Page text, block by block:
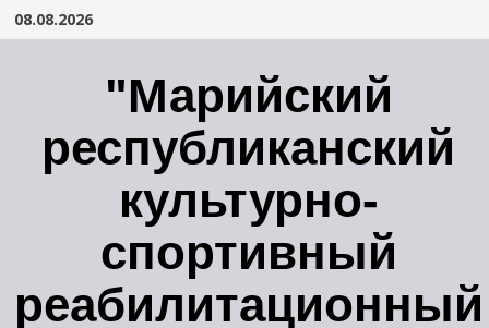
Перейти
08.08.2026
"Марийский
республиканский
культурно-
спортивный
реабилитационный